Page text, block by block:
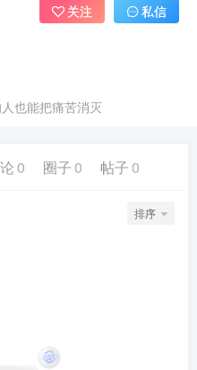
也能把痛苦消灭
关注 私信
0 圈子 0 帖子 0
排序